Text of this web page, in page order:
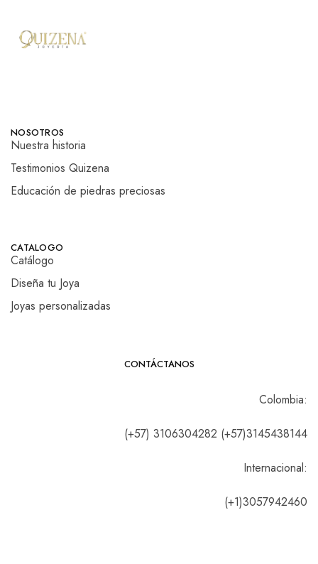
NOSOTROS
Nuestra historia
Testimonios Quizena
Educación de piedras preciosas
CATALOGO
Catálogo
Diseña tu Joya
Joyas personalizadas
CONTÁCTANOS
Colombia:
(+57) 3106304282 (+57)3145438144
Internacional:
(+1)3057942460